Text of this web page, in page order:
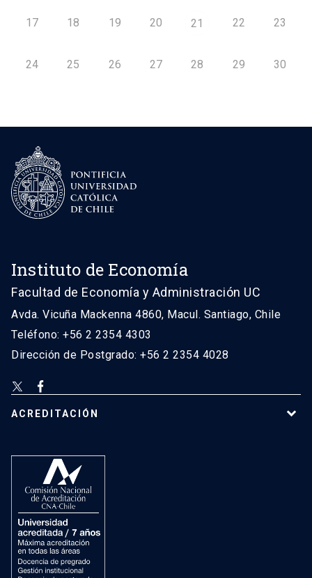
17 18 19 20 21 22 23
24 25 26 27 28 29 30
Instituto de Economía
Facultad de Economía y Administración UC
Avda. Vicuña Mackenna 4860, Macul. Santiago, Chile
Teléfono: +56 2 2354 4303
Dirección de Postgrado: +56 2 2354 4028
ACREDITACIÓN